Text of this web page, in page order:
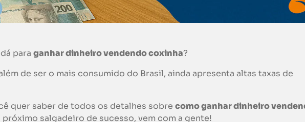
para ganhar dinheiro vendendocoxinha?
de ser o mais consumido do Brasil, ainda apresenta altas taxas de
quer saber de todos os detalhes sobre como ganhar dinheiro
próximo salgadeiro de sucesso, vem com a gente!